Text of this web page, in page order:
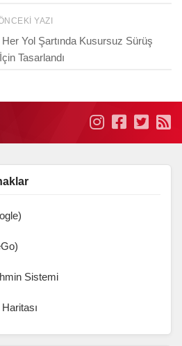
YAZI
Yol Şartında Kusursuz Sürüş
İçin Tasarlandı
Sistemi